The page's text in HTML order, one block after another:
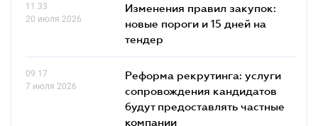
11.33
20 июля 2026
Изменения правил закупок:
новые пороги и 15 дней на
тендер
09.17
7 июля 2026
Реформа рекрутинга: услуги
сопровождения кандидатов
будут предоставлять частные
компании